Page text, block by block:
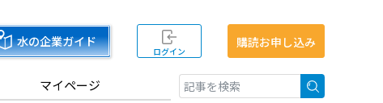
水の企業ガイド
ログイン
購読お申し込み
マイページ